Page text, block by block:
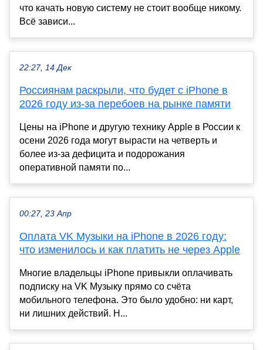
что качать новую систему не стоит вообще никому.
Всё зависи...
22:27, 14 Дек
Россиянам раскрыли, что будет с iPhone в
2026 году из-за перебоев на рынке памяти
Цены на iPhone и другую технику Apple в России к
осени 2026 года могут вырасти на четверть и
более из-за дефицита и подорожания
оперативной памяти по...
00:27, 23 Апр
Оплата VK Музыки на iPhone в 2026 году:
что изменилось и как платить не через Apple
Многие владельцы iPhone привыкли оплачивать
подписку на VK Музыку прямо со счёта
мобильного телефона. Это было удобно: ни карт,
ни лишних действий. Н...